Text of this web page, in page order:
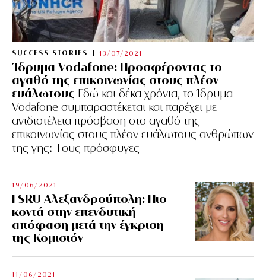
SUCCESS STORIES 13/07/2021
Ίδρυμα Vodafone: Προσφέροντας το
αγαθό της επικοινωνίας στους πλέον
ευάλωτους Εδώ και δέκα χρόνια, το Ίδρυμα
Vodafone συμπαραστέκεται και παρέχει με
ανιδιοτέλεια πρόσβαση στο αγαθό της
επικοινωνίας στους πλέον ευάλωτους ανθρώπων
της γης: Tους πρόσφυγες
19/06/2021
FSRU Αλεξανδρούπολη: Πιο
κοντά στην επενδυτική
απόφαση μετά την έγκριση
της Κομισιόν
11/06/2021